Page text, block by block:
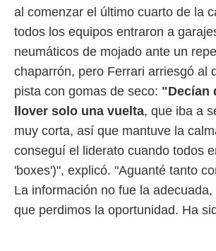
u
datos
momento
en
de
al comenzar el último cuarto de la
todos los equipos entraron a
neumáticos de mojado ante un
chaparrón, pero Ferrari arriesgó al
pista con gomas de seco: "Decían
llover solo una vuelta, que iba a
muy corta, así que mantuve la
conseguí el liderato cuando todos
'boxes')", explicó. "Aguanté tanto
La información no fue la
que perdimos la oportunidad. Ha